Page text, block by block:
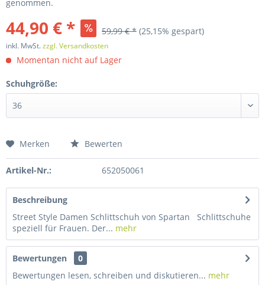
genommen.
44,90 € * 59,99 € * (25,15% gespart)
inkl. MwSt.zzgl. Versandkosten
Momentan nicht auf Lager
Schuhgröße:
Merken Bewerten
Artikel-Nr.: 652050061
Beschreibung
Street Style Damen Schlittschuh von Spartan Schlittschuhe
speziell für Frauen. Der... mehr
Bewertungen
0
Bewertungen lesen, schreiben und diskutieren... mehr